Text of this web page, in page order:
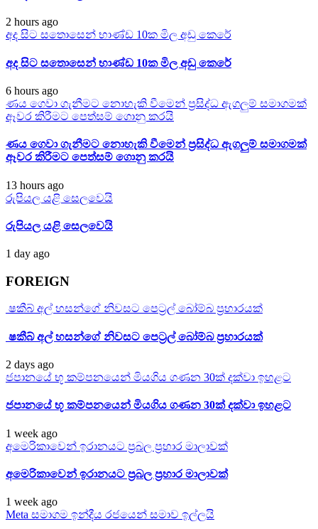
2 hours ago
අද සිට සතොසෙන් භාණ්ඩ 10ක මිල අඩු කෙරේ
අද සිට සතොසෙන් භාණ්ඩ 10ක මිල අඩු කෙරේ
6 hours ago
ණය ගෙවා ගැනීමට නොහැකි වීමෙන් ප්‍රසිද්ධ ඇගලුම් සමාගමක්
ඈවර කිරීමට පෙත්සම් ගොනු කරයි
ණය ගෙවා ගැනීමට නොහැකි වීමෙන් ප්‍රසිද්ධ ඇගලුම් සමාගමක්
ඈවර කිරීමට පෙත්සම් ගොනු කරයි
13 hours ago
රුපියල යළි සෙලවෙයි
රුපියල යළි සෙලවෙයි
1 day ago
FOREIGN
ෂකීබ් අල් හසන්ගේ නිවසට පෙට්‍රල් බෝම්බ ප්‍රහාරයක්
ෂකීබ් අල් හසන්ගේ නිවසට පෙට්‍රල් බෝම්බ ප්‍රහාරයක්
2 days ago
ජපානයේ භූ කම්පනයෙන් මියගිය ගණන 30ක් දක්වා ඉහළට
ජපානයේ භූ කම්පනයෙන් මියගිය ගණන 30ක් දක්වා ඉහළට
1 week ago
අමෙරිකාවෙන් ඉරානයට ප්‍රබල ප්‍රහාර මාලාවක්
අමෙරිකාවෙන් ඉරානයට ප්‍රබල ප්‍රහාර මාලාවක්
1 week ago
Meta සමාගම ඉන්දීය රජයෙන් සමාව ඉල්ලයි